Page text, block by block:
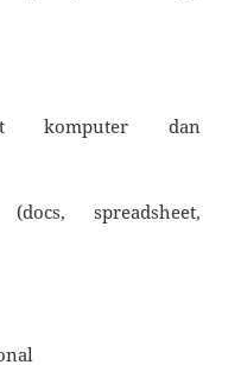
komputer dan
spreadsheet,